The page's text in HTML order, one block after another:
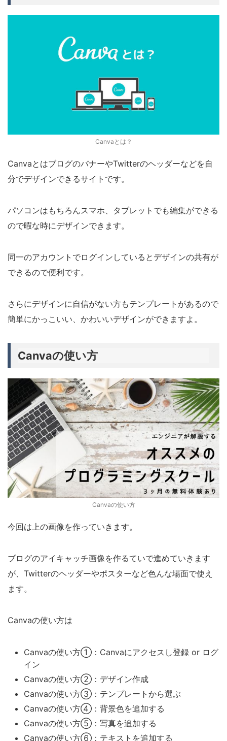
Canvaとは？
CanvaとはブログのバナーやTwitterのヘッダーなどを自
分でデザインできるサイトです。
パソコンはもちろんスマホ、タブレットでも編集ができる
ので暇な時にデザインできます。
同一のアカウントでログインしているとデザインの共有が
できるので便利です。
さらにデザインに自信がない方もテンプレートがあるので
簡単にかっこいい、かわいいデザインができますよ。
Canvaの使い方
Canvaの使い方
今回は上の画像を作っていきます。
ブログのアイキャッチ画像を作るていで進めていきます
が、Twitterのヘッダーやポスターなど色んな場面で使え
ます。
Canvaの使い方は
Canvaの使い方①：Canvaにアクセスし登録 or ログ
イン
Canvaの使い方②：デザイン作成
Canvaの使い方③：テンプレートから選ぶ
Canvaの使い方④：背景色を追加する
Canvaの使い方⑤：写真を追加する
Canvaの使い方⑥：テキストを追加する